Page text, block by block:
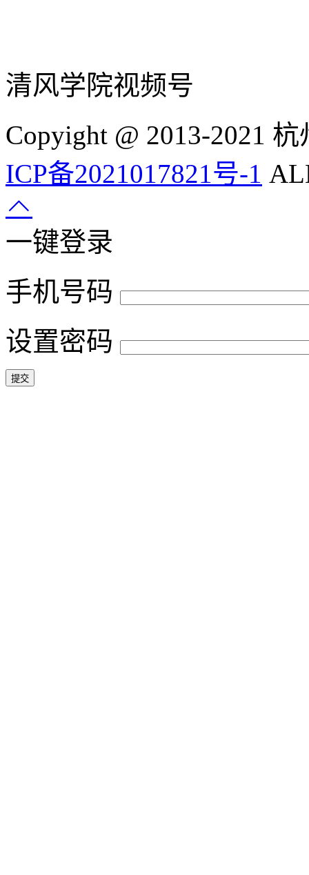
清风学院视频号
Copyight @ 2013-2021
ICP备2021017821号-1
一键登录
手机号码
设置密码